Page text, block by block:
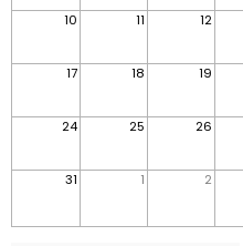
10 11 12
17 18 19
24 25 26
31 1 2